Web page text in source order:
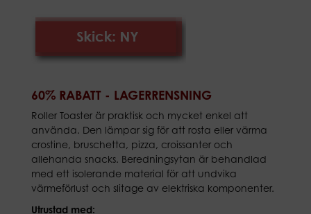
60% RABATT - LAGERRENSNING
Roller Toaster är praktisk och mycket enkel att
använda. Den lämpar sig för att rosta eller värma
crostine, bruschetta, pizza, croissanter och
allehanda snacks. Beredningsytan är behandlad
med ett isolerande material för att undvika
värmeförlust och slitage av elektriska komponenter.
Utrustad med: